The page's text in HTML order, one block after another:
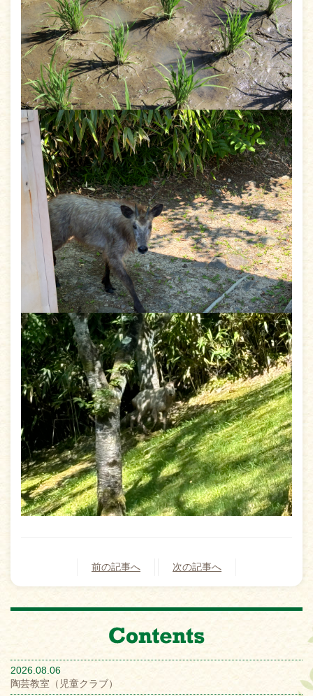
前の記事へ 次の記事へ
2026.08.06
陶芸教室（児童クラブ）